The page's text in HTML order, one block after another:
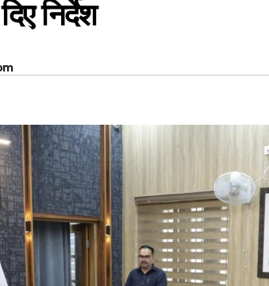
निर्देश